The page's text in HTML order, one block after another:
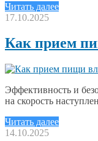
Читать далее
17.10.2025
Как прием
Эффективность и
на скорость
Читать далее
14.10.2025